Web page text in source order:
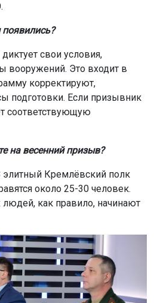
свои условия,
вооружений. Это входит в
корректируют,
подготовки. Если призывник
соответствующую
на весенний призыв?
элитный Кремлёвский полк
около 25-30 человек.
как правило, начинают